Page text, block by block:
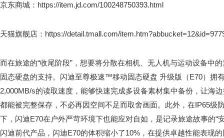
京东商城：https://item.jd.com/100248750393.html
天猫旗舰店：https://detail.tmall.com/
而在旅途的“收尾阶段”，想要将分散在相机、无人机与运动设备中
固态硬盘的支持。闪迪至尊极速™移动固态硬盘 升级版（E70）拥
2,000MB/s的读取速度，能够快速完成多设备素材集中备份，让海
都能被完整保存，不必再因空间不足而取舍画面。此外，在IP65级
下，闪迪E70在户外严苛环境下也能应对自如，是记录旅途故事的“
闪迪前代产品，闪迪E70的体积缩小了10%，在提供卓越性能表现